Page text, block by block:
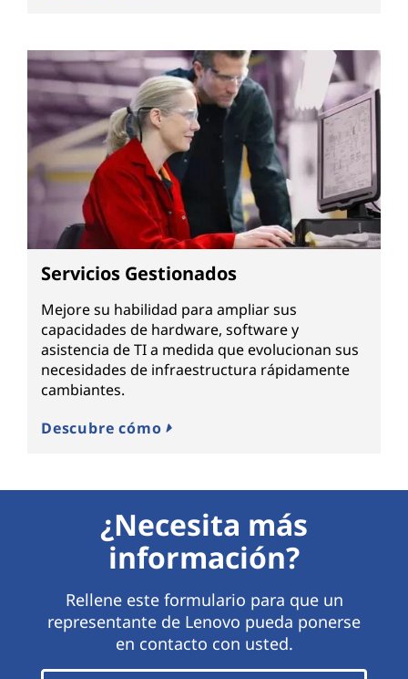
Servicios Gestionados
Mejore su habilidad para ampliar sus
capacidades de hardware, software y
asistencia de TI a medida que evolucionan sus
necesidades de infraestructura rápidamente
cambiantes.
Descubre cómo
¿Necesita más
información?
Rellene este formulario para que un
representante de Lenovo pueda ponerse
en contacto con usted.